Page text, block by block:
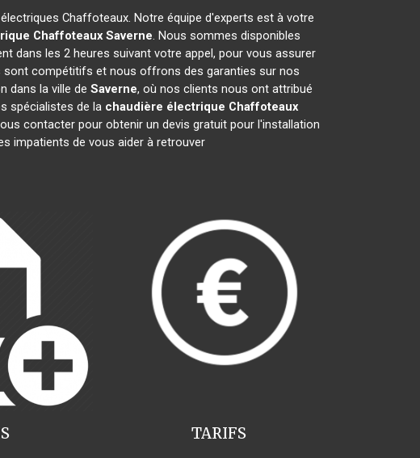
Chaffoteaux. Notre équipe d'experts est à votre
Chaffoteaux Saverne. Nous sommes disponibles
dans les 2 heures suivant votre appel, pour vous assurer
sont compétitifs et nous offrons des garanties sur nos
dans la ville de Saverne, où nos clients nous ont attribué
spécialistes de la chaudière électrique Chaffoteaux
contacter pour obtenir un devis gratuit pour l'installation
impatients de vous aider à retrouver
TARIFS